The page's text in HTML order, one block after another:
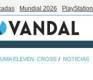
Mundial 2026 PlayStation
ELEVEN: CROSS NOTICIAS